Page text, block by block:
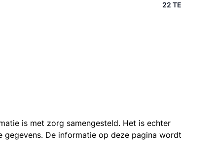
22 TE
is met zorg samengesteld. Het is echter
De informatie op deze pagina wordt